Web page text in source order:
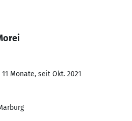
Monate, seit Okt. 2021